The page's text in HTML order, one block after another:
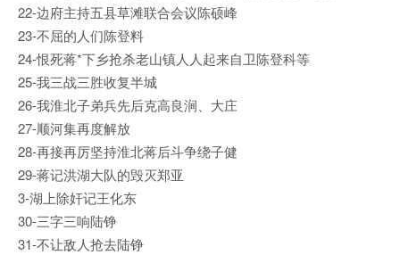
22-边府主持五县草滩联合会议陈硕峰
23-不屈的人们陈登料
24-恨死蒋*下乡抢杀老山镇人人起来自卫陈登科等
25-我三战三胜收复半城
26-我淮北子弟兵先后克高良涧、大庄
27-顺河集再度解放
28-再接再厉坚持淮北蒋后斗争绕子健
29-蒋记洪湖大队的毁灭郑亚
3-湖上除奸记王化东
30-三字三响陆铮
31-不让敌人抢去陆铮